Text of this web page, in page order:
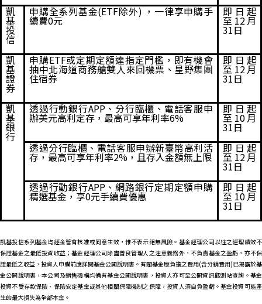
凱
基
投
信
申購全系列基金(ETF除外)，一律享申購手
續費0元
即日起
至 12月
31日
凱
基
證
券
申購ETF或定期定額達指定門檻，即有機會
抽中北海道商務艙雙人來回機票、星野集團
住宿券
即日起
至 12月
31日
凱
基
銀
行
透過行動銀行APP、分行臨櫃、電話客服申
辦美元高利定存，最高可享年利率6%
即日起
至 10月
31日
透過分行臨櫃、電話客服申辦新臺幣高利活
存，最高可享年利率2%，且存入金額無上限
即日起
至 12月
31日
透過行動銀行APP、網路銀行定期定額申購
精選基金，享0元手續費優惠
即日起
至 10月
31日
凱基投信系列基金均經金管會核准或同意生效，惟不表示絕無風險。基金經理公司以往之經理績效不
保證基金之最低投資收益；基金經理公司除盡善良管理人之注意義務外，不負責基金之盈虧，亦不保
證最低之收益，投資人申購前應詳閱基金公開說明書。有關基金應負擔之費用(含分銷費用)已揭露於基
金公開說明書，本公司及銷售機構均備有基金公開說明書，投資人亦可至公開資訊觀測站查詢。基金
投資不受存款保險、保險安定基金或其他相關保障機制之保障，投資人須自負盈虧。基金投資可能產
生的最大損失為全部本金。